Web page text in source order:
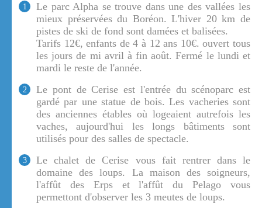
1
Le parc Alpha se trouve dans une des vallées les
mieux préservées du Boréon. L'hiver 20 km de
pistes de ski de fond sont damées et balisées.
Tarifs 12€, enfants de 4 à 12 ans 10€. ouvert tous
les jours de mi avril à fin août. Fermé le lundi et
mardi le reste de l'année.
2
Le pont de Cerise est l'entrée du scénoparc est
gardé par une statue de bois. Les vacheries sont
des anciennes étables où logeaient autrefois les
vaches, aujourd'hui les longs bâtiments sont
utilisés pour des salles de spectacle.
3
Le chalet de Cerise vous fait rentrer dans le
domaine des loups. La maison des soigneurs,
l'affût des Erps et l'affût du Pelago vous
permettont d'observer les 3 meutes de loups.